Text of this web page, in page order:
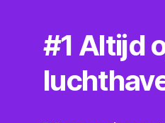
#1 Altijd